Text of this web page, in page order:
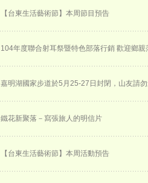
【台東生活藝術節】本周節目預告
104年度聯合射耳祭暨特色部落行銷 歡迎鄉親
嘉明湖國家步道於5月25-27日封閉，山友請
鐵花新聚落－寫張旅人的明信片
【台東生活藝術節】本周活動預告